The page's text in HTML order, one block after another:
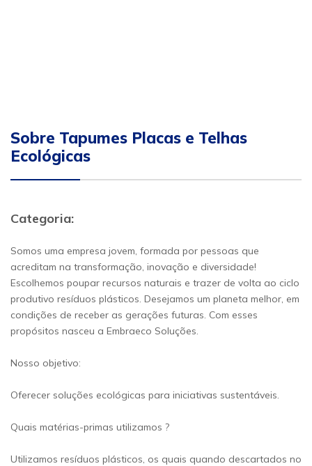
Sobre Tapumes Placas e Telhas
Ecológicas
Categoria:
Somos uma empresa jovem, formada por pessoas que
acreditam na transformação, inovação e diversidade!
Escolhemos poupar recursos naturais e trazer de volta ao ciclo
produtivo resíduos plásticos. Desejamos um planeta melhor, em
condições de receber as gerações futuras. Com esses
propósitos nasceu a Embraeco Soluções.
Nosso objetivo:
Oferecer soluções ecológicas para iniciativas sustentáveis.
Quais matérias-primas utilizamos ?
Utilizamos resíduos plásticos, os quais quando descartados no